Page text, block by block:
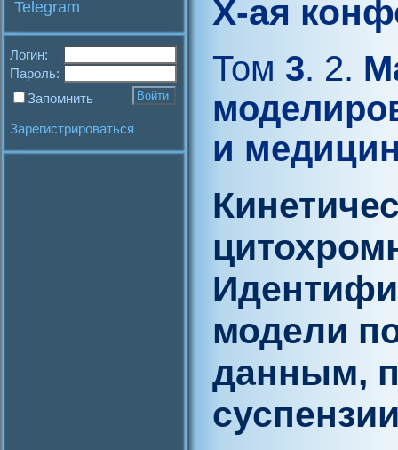
Telegram
Логин:
Пароль:
Запомнить
Зарегистрироваться
X-ая
Том 3. 2.
и
модели
данным,